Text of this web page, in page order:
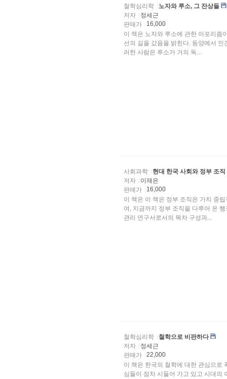
철학심리학
노자와 루소, 그 잔상들
저자
정세근
판매가
16,000
이 책은 노자와 루소에 관한 아포리즘
선의 길을 갔음을 밝힌다. 동양에서
러한 사람은 루소가 거의 독...
사회과학
현대 한국 사회와 정부 조
저자
이재은
판매가
16,000
이 책은 이 책은 정부 조직은 가치 중
여, 지금까지 정부 조직을 다루어 온
관리 연구서로서의 목차 구성과...
철학심리학
철학으로 비판하다
저자
정세근
판매가
22,000
이 책은 한국의 철학에 대한 관심으로
심들이 점차 시들어 가고 있고 시대의